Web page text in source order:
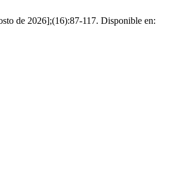
de 2026];(16):87-117. Disponible en: